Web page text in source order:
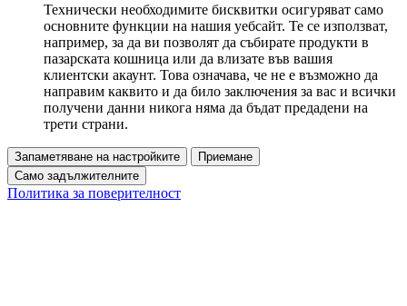
Технически необходимите бисквитки осигуряват само
основните функции на нашия уебсайт. Те се използват,
например, за да ви позволят да събирате продукти в
пазарската кошница или да влизате във вашия
клиентски акаунт. Това означава, че не е възможно да
направим каквито и да било заключения за вас и всички
получени данни никога няма да бъдат предадени на
трети страни.
Запаметяване на настройките
Приемане
Само задължителните
Политика за поверителност